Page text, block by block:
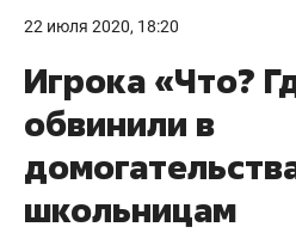
22 июля 2020, 18:20
Игрока «Что?
обвинили в
школьницам